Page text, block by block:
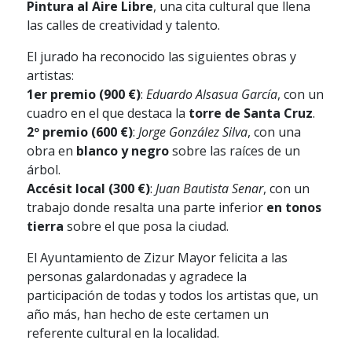
Pintura al Aire Libre, una cita cultural que llena
las calles de creatividad y talento.
El jurado ha reconocido las siguientes obras y
artistas:
1er premio (900 €): Eduardo Alsasua García, con un
cuadro en el que destaca la torre de Santa Cruz.
2º premio (600 €): Jorge González Silva, con una
obra en blanco y negrosobre las raíces de un
árbol.
Accésit local (300 €): Juan Bautista Senar, con un
trabajo donde resalta una parte inferioren tonos
tierra sobre el que posa la ciudad.
El Ayuntamiento de Zizur Mayor felicita a las
personas galardonadas y agradece la
participación de todas y todos los artistas que, un
año más, han hecho de este certamen un
referente cultural en la localidad.